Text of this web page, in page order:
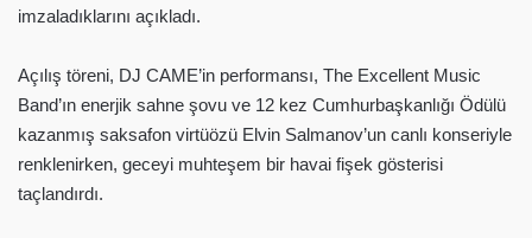
imzaladıklarını açıkladı.
Açılış töreni, DJ CAME’in performansı, The Excellent Music
Band’ın enerjik sahne şovu ve 12 kez Cumhurbaşkanlığı Ödülü
kazanmış saksafon virtüözü Elvin Salmanov’un canlı konseriyle
renklenirken, geceyi muhteşem bir havai fişek gösterisi
taçlandırdı.